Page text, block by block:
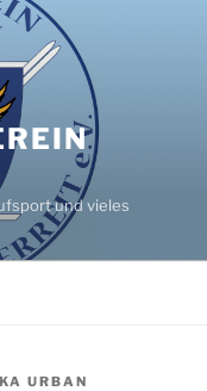
und vieles
URBAN